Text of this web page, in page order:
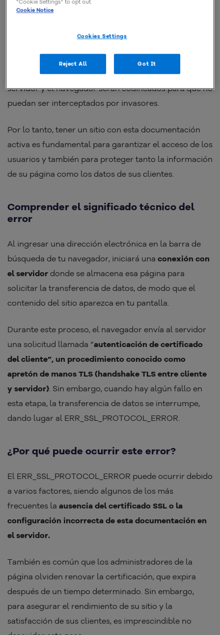
l certificado SSL.
que garantiza que los datos transmitidos entre el
servidor y el navegador serán codificados para que no
puedan ser interceptados por invasores.
Por lo tanto, tener un sitio con esta documentación
activa es fundamental para garantizar el acceso de los
usuarios y también para proteger tanto la información
de su página como los datos de sus clientes.
Comprender el significado técnico del
error
Al ingresar una dirección electrónica en la barra de
búsqueda de tu navegador, iniciará una conexión con
el servidor donde se almacena esa página para
solicitar la transferencia de datos, de modo que el
contenido del sitio aparezca en tu pantalla.
Durante este proceso, el navegador envía al servidor
una solicitud llamada “autenticación de certificado
del cliente”, un procedimiento conocido como
apretón de manos TLS (handshake TLS entre cliente
y servidor) . Sin embargo, cuando hay algún fallo en
esta etapa, la transferencia de datos se interrumpe,
dando lugar al ERR_SSL_PROTOCOL_ERROR.
¿Por qué puede ocurrir este error?
El ERR_SSL_PROTOCOL_ERROR puede ocurrir debido
a varios factores, siendo algunos de los más
frecuentes la ausencia del certificado SSL o la
configuración incorrecta de esta documentación en
el servidor.
También es común que los administradores de la
página olviden renovar la certificación, que expira
después de un tiempo determinado. Sin embargo,
para asegurar el rendimiento de su sitio y la
satisfacción de sus clientes, es imprescindible no
“Cookie Settings” to opt out.
Cookie Notice
Cookies Settings
Reject All Got It